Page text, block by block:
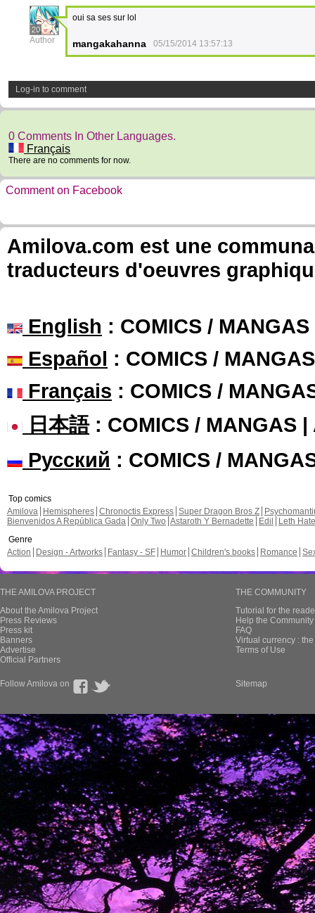
20
Author
oui sa ses sur lol
mangakahanna 05/15/2014 13:57:13
Log-in to comment
0 Comments In Other Languages.
Français
There are no comments for now.
Comment on Facebook
Amilova.com est une
traducteurs d'oeuvres
English : COMICS /
Español : COMICS /
Français : COMICS /
日本語: COMICS / MANGAS |
Русский : COMICS /
Top comics
Amilova
Hemispheres Chronoctis Express Super Dragon Bros Z
Bienvenidos A República Gada Only Two Astaroth Y Bernadette Edil
Leth Hate
Genre
Action
Design - Artworks Fantasy - SF Humor Children's books Romance
THE AMILOVA PROJECT
About the Amilova Project
Press Reviews
Press kit
Banners
Advertise
Official Partners
THE COMMUNITY
Tutorial for the
Help the
FAQ
Virtual currency :
Terms of Use
Follow Amilova on Sitemap